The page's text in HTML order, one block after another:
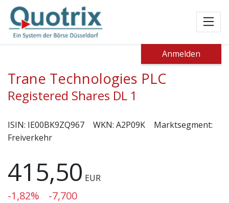
Anmelden
Trane Technologies PLC
Registered Shares DL 1
ISIN: IE00BK9ZQ967 WKN: A2P09K
Marktsegment:
Freiverkehr
415,50 EUR
-1,82% -7,700